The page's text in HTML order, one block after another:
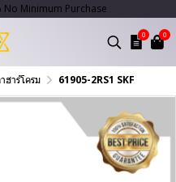
Minimum Purchase
0 0
าร์โครม 61905-2RS1 SKF